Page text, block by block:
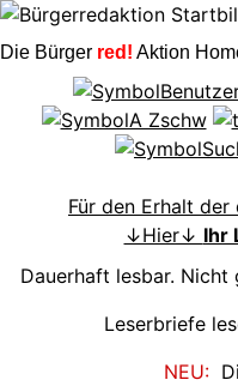
Die Bürger red! Aktion
Für den Erhalt
↓Hier↓ Ihr
Dauerhaft lesbar. Nicht
Leserbriefe
NEU: